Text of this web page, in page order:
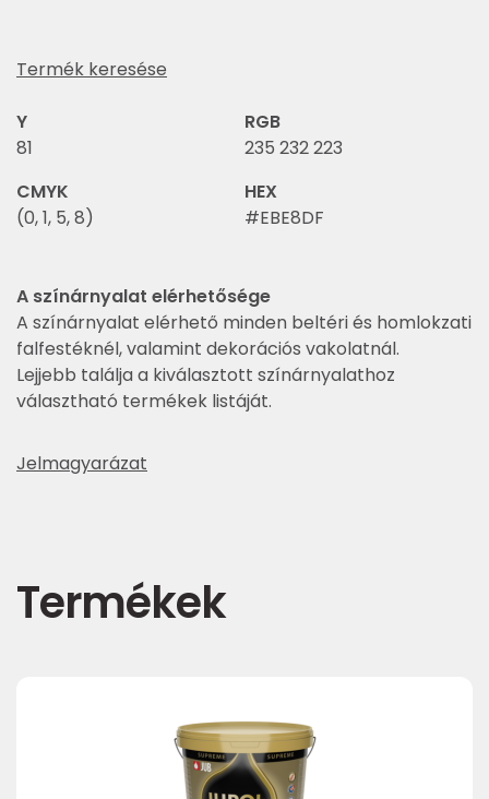
Termék keresése
Y
81
RGB
235 232 223
CMYK
(0, 1, 5, 8)
HEX
#EBE8DF
A színárnyalat elérhetősége
A színárnyalat elérhető minden beltéri és homlokzati
falfestéknél, valamint dekorációs vakolatnál.
Lejjebb találja a kiválasztott színárnyalathoz
választható termékek listáját.
Jelmagyarázat
Termékek